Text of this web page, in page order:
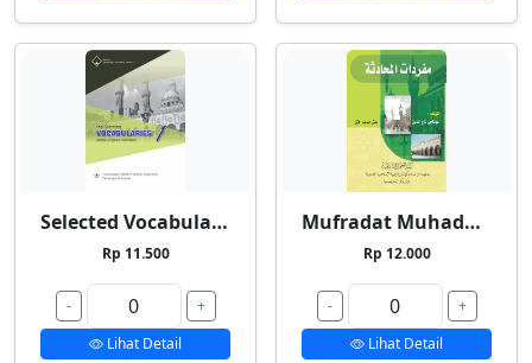
Selected Vocabularies 1
Rp 11.500
-
+
Lihat Detail
Mufradat Muhadatsah
Rp 12.000
-
+
Lihat Detail